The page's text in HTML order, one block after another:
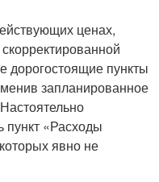
ценах,
дорогостоящие пункты
запланированное
пункт «Расходы
явно не